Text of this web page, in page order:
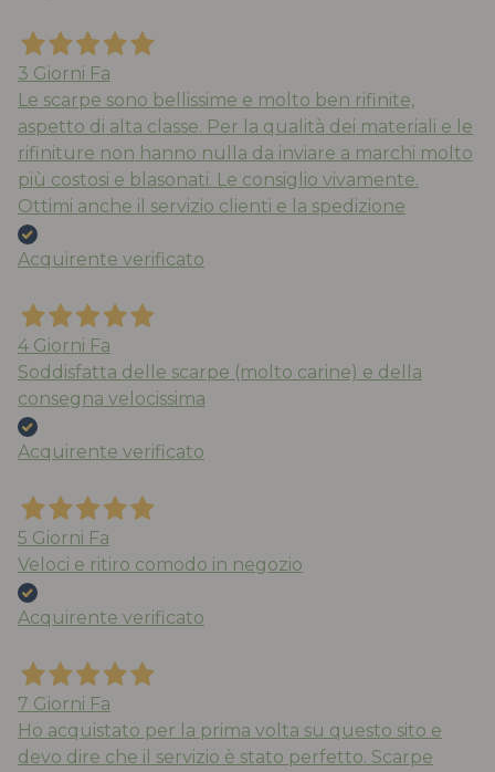
3 Giorni Fa
Le scarpe sono bellissime e molto ben rifinite,
aspetto di alta classe. Per la qualità dei materiali e le
rifiniture non hanno nulla da inviare a marchi molto
più costosi e blasonati. Le consiglio vivamente.
Ottimi anche il servizio clienti e la spedizione
Acquirente verificato
4 Giorni Fa
Soddisfatta delle scarpe (molto carine) e della
consegna velocissima
Acquirente verificato
5 Giorni Fa
Veloci e ritiro comodo in negozio
Acquirente verificato
7 Giorni Fa
Ho acquistato per la prima volta su questo sito e
devo dire che il servizio è stato perfetto. Scarpe